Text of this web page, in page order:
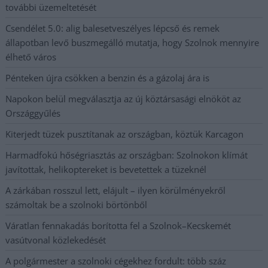
további üzemeltetését
Csendélet 5.0: alig balesetveszélyes lépcső és remek
állapotban levő buszmegálló mutatja, hogy Szolnok mennyire
élhető város
Pénteken újra csökken a benzin és a gázolaj ára is
Napokon belül megválasztja az új köztársasági elnököt az
Országgyűlés
Kiterjedt tüzek pusztítanak az országban, köztük Karcagon
Harmadfokú hőségriasztás az országban: Szolnokon klímát
javítottak, helikoptereket is bevetettek a tüzeknél
A zárkában rosszul lett, elájult – ilyen körülményekről
számoltak be a szolnoki börtönből
Váratlan fennakadás borította fel a Szolnok–Kecskemét
vasútvonal közlekedését
A polgármester a szolnoki cégekhez fordult: több száz